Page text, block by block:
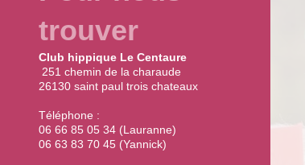
trouver
Club hippique Le Centaure
251 chemin de la charaude
26130 saint paul trois chateaux
Téléphone :
06 66 85 05 34 (Lauranne)
06 63 83 70 45 (Yannick)